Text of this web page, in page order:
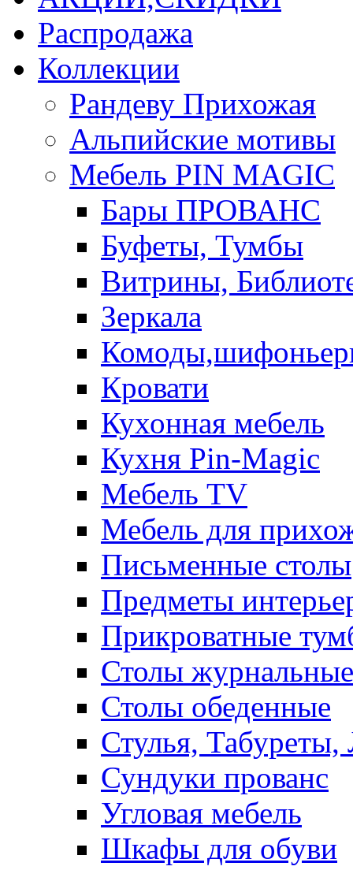
Распродажа
Коллекции
Рандеву Прихожая
Альпийские мотивы
Мебель PIN MAGIС
Бары ПРОВАНС
Буфеты, Тумбы
Витрины,
Зеркала
Кровати
Кухонная мебель
Кухня Pin-Magic
Мебель TV
Мебель для
Письменные столы
Предметы
Прикроватные
Столы журнальные
Столы обеденные
Стулья, Табуреты,
Сундуки прованс
Угловая мебель
Шкафы для обуви